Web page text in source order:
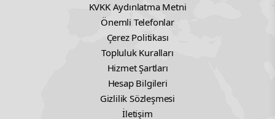
KVKK Aydınlatma Metni
Önemli Telefonlar
Çerez Politikası
Topluluk Kuralları
Hizmet Şartları
Hesap Bilgileri
Gizlilik Sözleşmesi
İletişim